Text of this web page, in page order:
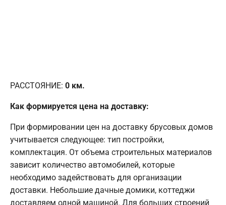
РАССТОЯНИЕ: 0 км.
Как формируется цена на доставку:
При формировании цен на доставку брусовых домов
учитывается следующее: тип постройки,
комплектация. От объема строительных материалов
зависит количество автомобилей, которые
необходимо задействовать для организации
доставки. Небольшие дачные домики, коттеджи
доставляем одной машиной. Для больших строений